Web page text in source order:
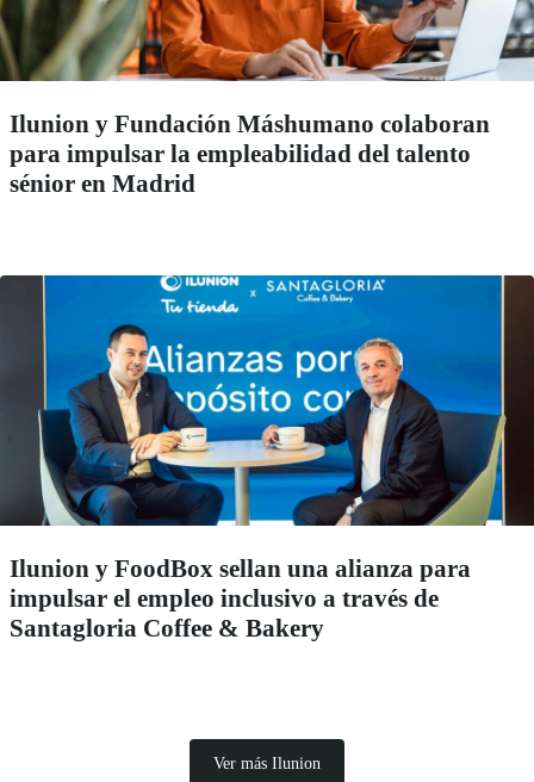
Ilunion y Fundación Máshumano colaboran
para impulsar la empleabilidad del talento
sénior en Madrid
Ilunion y FoodBox sellan una alianza para
impulsar el empleo inclusivo a través de
Santagloria Coffee & Bakery
Ver más Ilunion